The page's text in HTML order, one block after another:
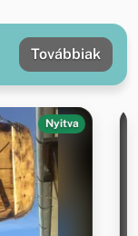
Továbbiak
Nyitva